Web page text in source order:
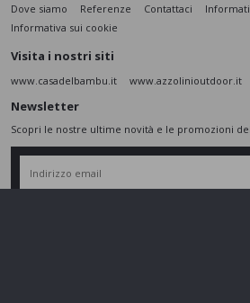
Dove siamo Referenze Contattaci
Informativa sui cookie
Visita i nostri siti
www.casadelbambu.it www.azzolinioutdoor.it
Newsletter
Scopri le nostre ultime novità e le promozioni